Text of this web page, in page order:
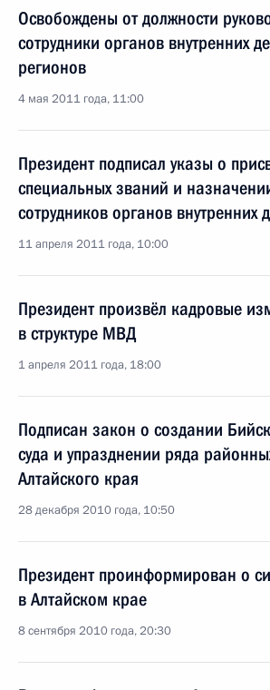
Освобождены от должности
сотрудники органов внутренних
регионов
4 мая 2011 года, 11:00
Президент подписал указы о
специальных званий и
сотрудников органов внутренних
11 апреля 2011 года, 10:00
Президент произвёл кадровые
в структуре МВД
1 апреля 2011 года, 18:00
Подписан закон о создании
суда и упразднении ряда
Алтайского края
28 декабря 2010 года, 10:50
Президент проинформирован о
в Алтайском крае
8 сентября 2010 года, 20:30